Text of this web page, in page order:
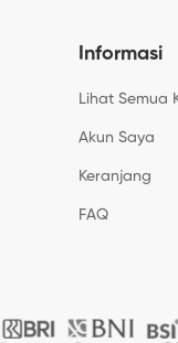
Informasi
Lihat Semua
Akun Saya
Keranjang
FAQ